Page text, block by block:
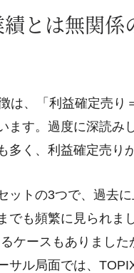
とは無関
は、「利益確定売
ます。過度に深読み
多く、利益確定売り
ットの3つで、過去
でも頻繁に見られま
ケースもありまし
サル局面では、